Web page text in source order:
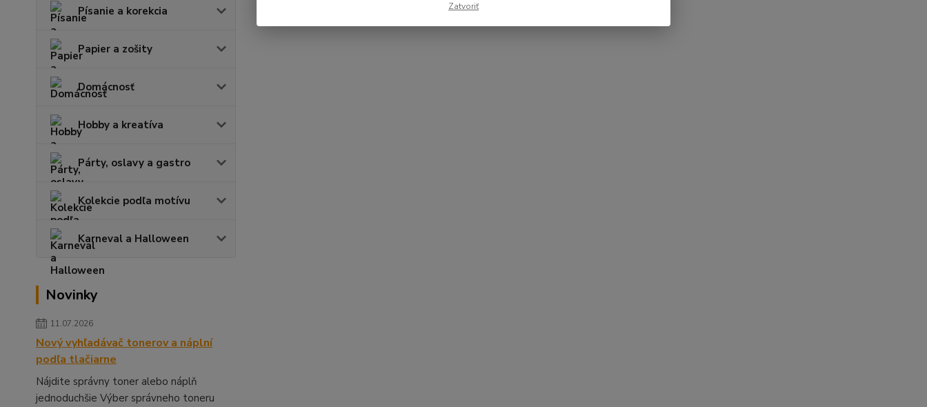
Písanie a korekcia
Papier a zošity
Domácnosť
Hobby a kreatíva
Párty, oslavy a gastro
Kolekcie podľa motívu
Karneval a Halloween
Novinky
11.07.2026
Nový vyhľadávač tonerov a náplní
podľa tlačiarne
Nájdite správny toner alebo náplň
jednoduchšie Výber správneho toneru
Zatvoriť